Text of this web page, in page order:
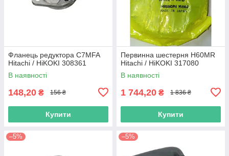
Фланець редуктора C7MFA
Hitachi / HiKOKI 308361
В наявності
148,20 ₴ 156 ₴
Купити
Первинна шестерня H60MR
Hitachi / HiKOKI 317080
В наявності
1 744,20 ₴ 1 836 ₴
Купити
–5% –5%